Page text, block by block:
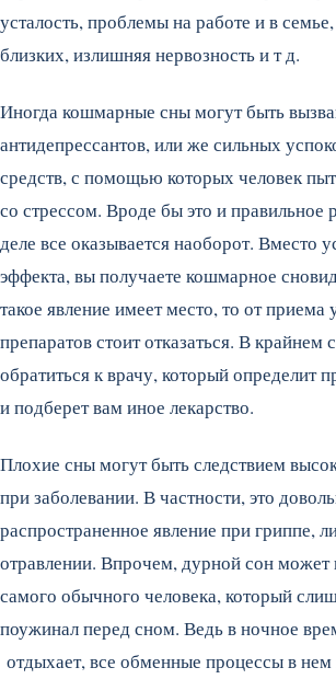
усталость, проблемы на работе и в
близких, излишняя нервозность и т д.
Иногда кошмарные сны могут быть
антидепрессантов, или же сильных
средств, с помощью которых человек
со стрессом. Вроде бы это и правильное
деле все оказывается наоборот. Вместо
эффекта, вы получаете кошмарное
такое явление имеет место, то от приема
препаратов стоит отказаться. В крайнем
обратиться к врачу, который определит
и подберет вам иное лекарство.
Плохие сны могут быть следствием
при заболевании. В частности, это
распространенное явление при гриппе,
отравлении. Впрочем, дурной сон может
самого обычного человека, который
поужинал перед сном. Ведь в ночное
отдыхает, все обменные процессы в